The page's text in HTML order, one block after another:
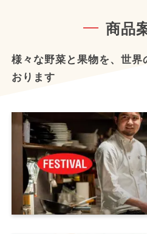
商品
様々な野菜と果物を、世
おります